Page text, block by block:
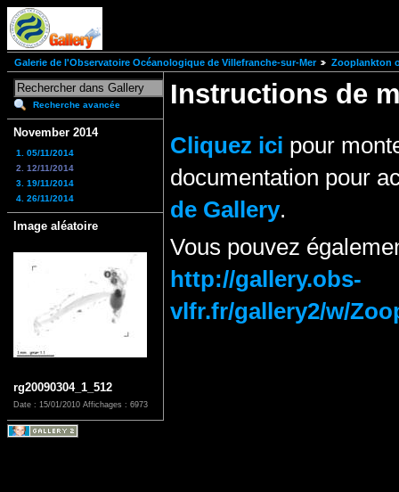
Galerie de l'Observatoire Océanologique de Villefranche-sur-Mer Zooplankton
Recherche avancée
November 2014
1. 05/11/2014
2. 12/11/2014
3. 19/11/2014
4. 26/11/2014
Image aléatoire
rg20090304_1_512
Date : 15/01/2010 Affichages : 6973
Instructions de
Cliquez ici pour
documentation pour
de Gallery.
Vous pouvez
http://gallery.obs-
vlfr.fr/gallery2/w/